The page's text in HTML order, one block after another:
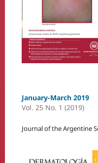
January-March 2019
Vol. 25 No. 1 (2019)
Journal of the Argentine